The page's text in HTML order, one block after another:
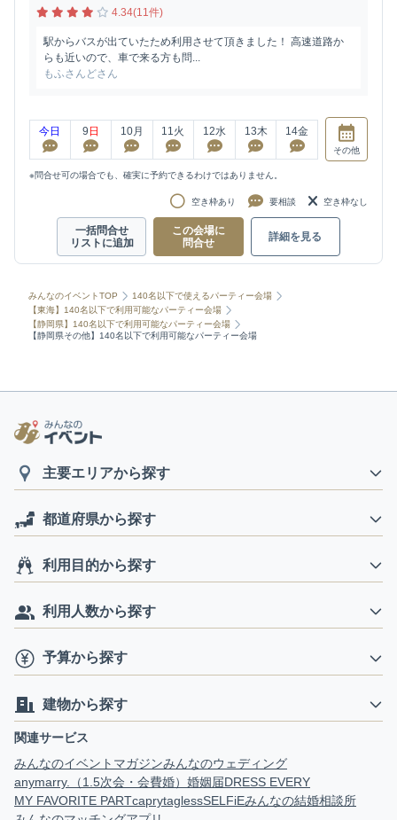
4.34(11件)
駅からバスが出ていたため利用させて頂きました！ 高速道路か
らも近いので、車で来る方も問...
もふさんどさん
今日 9 日 10月 11 火 12水 13木 14金
その他
※問合せ可の場合でも、確実に予約できるわけではありません。
空き枠あり 要相談 空き枠なし
一括問合せ
リストに追加
この会場に
問合せ
詳細を見る
みんなのイベントTOP
140名以下で使えるパーティー会場
【東海】140名以下で利用可能なパーティー会場
【静岡県】140名以下で利用可能なパーティー会場
【静岡県その他】140名以下で利用可能なパーティー会場
主要エリアから探す
都道府県から探す
利用目的から探す
利用人数から探す
予算から探す
建物から探す
関連サービス
みんなのイベントマガジンみんなのウェディング
anymarry.（1.5次会・会費婚） 婚姻届DRESS EVERY
MY FAVORITE PARTcaprytaglessSELFiEみんなの結婚相談所